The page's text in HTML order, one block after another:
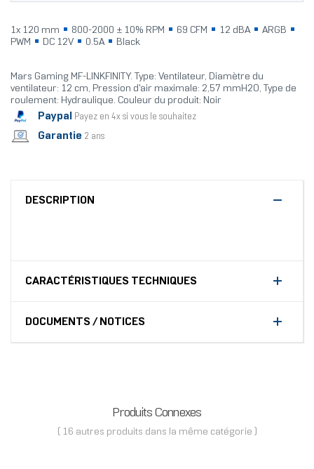
1x 120 mm 800-2000 ± 10% RPM 69 CFM 12 dBA
ARGB
PWM
DC 12V 0.5A Black
Mars Gaming MF-LINKFINITY. Type: Ventilateur, Diamètre du
ventilateur: 12 cm, Pression d'air maximale: 2,57 mmH2O, Type de
roulement: Hydraulique. Couleur du produit: Noir
Paypal Payez en 4x si vous le souhaitez
Garantie 2 ans
DESCRIPTION
CARACTÉRISTIQUES TECHNIQUES
DOCUMENTS / NOTICES
Produits Connexes
( 16 autres produits dans la même catégorie )